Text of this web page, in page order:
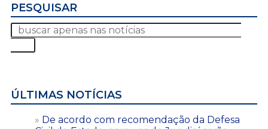
PESQUISAR
ÚLTIMAS NOTÍCIAS
De acordo com recomendação da Defesa